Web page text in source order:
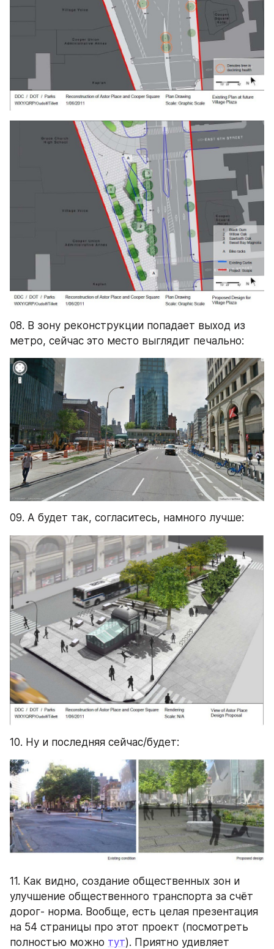
08. В зону реконструкции попадает выход из
метро, сейчас это место выглядит печально:
09. А будет так, согласитесь, намного лучше:
10. Ну и последняя сейчас/будет:
11. Как видно, создание общественных зон и
улучшение общественного транспорта за счёт
дорог- норма. Вообще, есть целая презентация
на 54 страницы про этот проект (посмотреть
полностью можно тут). Приятно удивляет